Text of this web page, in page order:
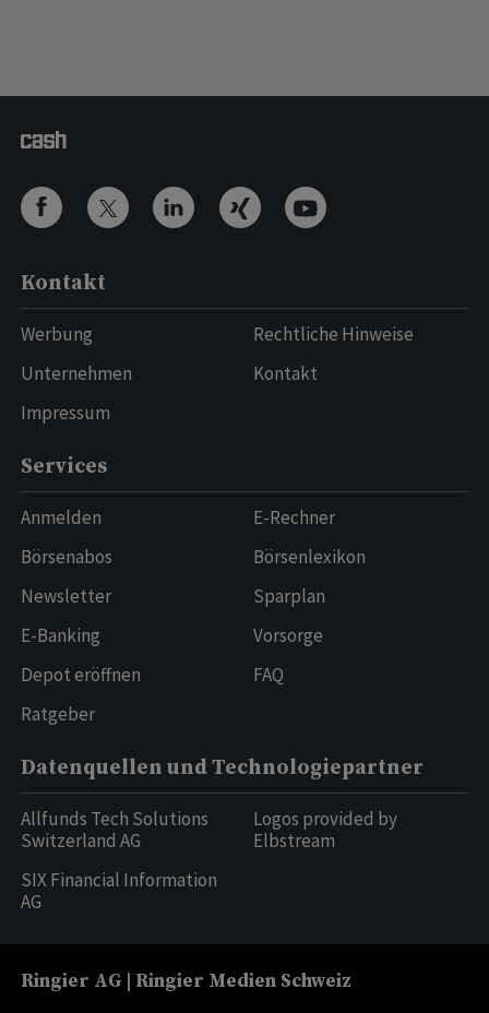
Kontakt
Werbung
Unternehmen
Impressum
Rechtliche Hinweise
Kontakt
Services
Anmelden
Börsenabos
Newsletter
E-Banking
Depot eröffnen
Ratgeber
E-Rechner
Börsenlexikon
Sparplan
Vorsorge
FAQ
Datenquellen und Technologiepartner
Allfunds Tech Solutions
Switzerland AG
SIX Financial Information
AG
Logos provided by
Elbstream
Ringier AG | Ringier Medien Schweiz